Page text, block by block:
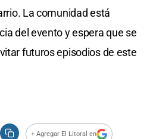
La comunidad está
del evento y espera que se
futuros episodios de este
+ Agregar El Litoral en